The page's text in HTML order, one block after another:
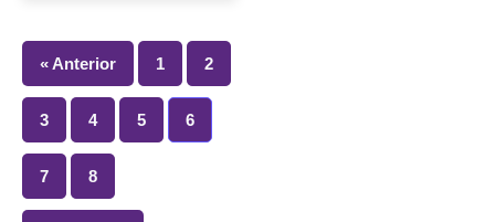
« Anterior 1 2
3 4 5 6
7 8